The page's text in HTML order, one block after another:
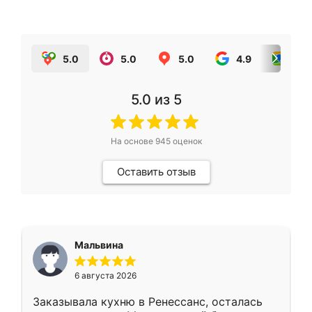
5.0 5.0 5.0 4.9
5.0 из 5
На основе 945оценок
Оставить отзыв
Мальвина
6 августа 2026
Заказывала кухню в Ренессанс, осталась